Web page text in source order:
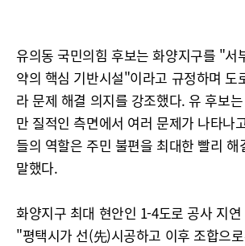
유의동 국민의힘 후보는 화양지구를 "서
약의 핵심 기반시설"이라고 규정하며 도
라 문제 해결 의지를 강조했다. 유 후보
만 질적인 측면에서 여러 문제가 나타나
들의 역할은 주민 불편을 최대한 빨리
말했다.
화양지구 최대 현안인 1-4도로 공사 지
"평택시가 선(先)시공하고 이후 조합으